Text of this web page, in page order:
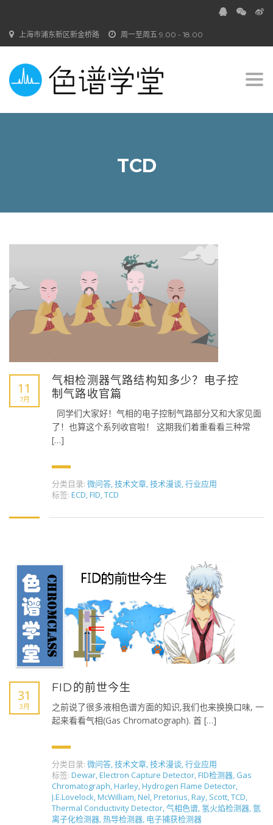
周一至周五 9.00 - 18.00
上海市浦东新区新金桥路
TCD
11
7月
气相检测器气路结构知多少？电子控
制气路收官篇
同学们大家好！气相的电子控制气路部分又和大家见面
了！也算这个系列收官啦！ 这期我们着重看看三种常
[…]
分类目录: 微问答,技术文章,技术漫谈,行业应用
标签: ECD,FID,TCD
31
3月
FID的前世今生
之前说了很多液相色谱方面的知识,我们也来换换口味, 一
起来看看气相(Gas Chromatograph). 首 […]
分类目录: 微问答,技术文章,技术漫谈,行业应用
标签: Dewar,Electron Capture Detector,FID检测器, Gas
Chromatograph,Harley,Hydrogen Flame Detector,
J.E.Lovelock,McWilliam,Nel,Pretorius,Ray, Scott,TCD,
Thermal Conductivity Detector,气相色谱, 氢火焰检测器,氩
离子化检测器,热导检测器, 电子捕获检测器